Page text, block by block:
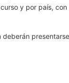
y por país,